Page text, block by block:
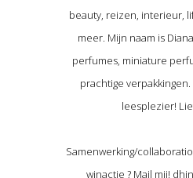
beauty, reizen, interieur,
meer. Mijn naam is
perfumes, miniature
prachtige
leesplezier!
Samenwerking/
winactie ? Mail mij!